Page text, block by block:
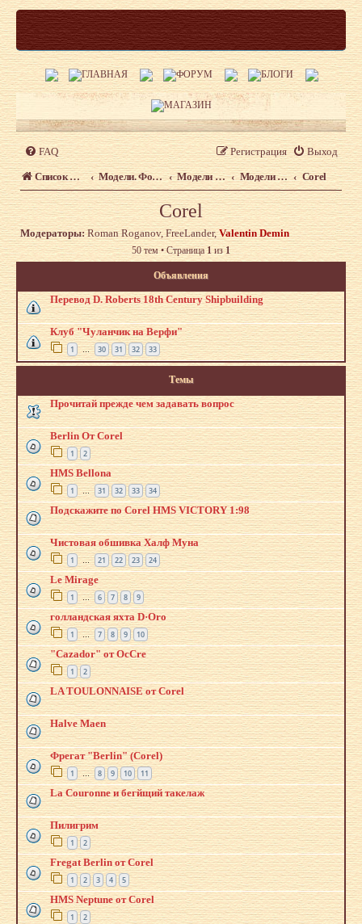
FAQ Выход
Регистрация
Список форумов Модели. Форум моделистов сайта shipmodeling.ru Модели из наборов. Что, где, когда. Модели из наборов Corel
Corel
Модераторы: Roman Roganov,FreeLander,Valentin Demin
50 тем • Страница1из1
Объявления
Перевод D. Roberts 18th Century Shipbuilding
Клуб "Чуланчик на Верфи"
1 … 30 31 32 33
Темы
Прочитай прежде чем задавать вопрос
Berlin От Corel
1 2
HMS Bellona
1 … 31 32 33 34
Подскажите по Corel HMS VICTORY 1:98
Чистовая обшивка Халф Муна
1 … 21 22 23 24
Le Mirage
1 … 6 7 8 9
голландская яхта D·Oro
1 … 7 8 9 10
"Cazador" от OcCre
1 2
LA TOULONNAISE от Corel
Halve Maen
Фрегат "Berlin" (Corel)
1 … 8 9 10 11
La Couronne и бегйщий такелаж
Пилигрим
1 2
Fregat Berlin от Corel
1 2 3 4 5
HMS Neptune от Corel
1 2